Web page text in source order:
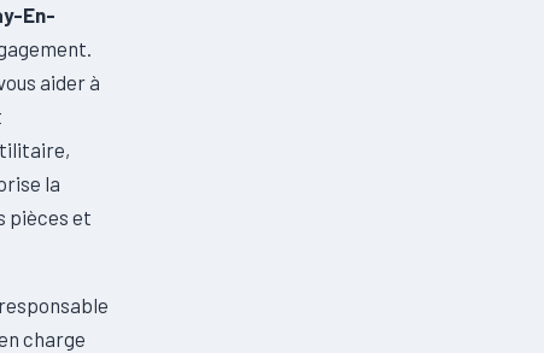
En-
aider à
la
pièces et
charge